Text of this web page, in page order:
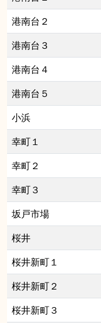
港南台２
港南台３
港南台４
港南台５
小浜
幸町１
幸町２
幸町３
坂戸市場
桜井
桜井新町１
桜井新町２
桜井新町３